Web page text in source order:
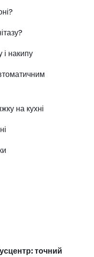
і накипу
на кухні
точний